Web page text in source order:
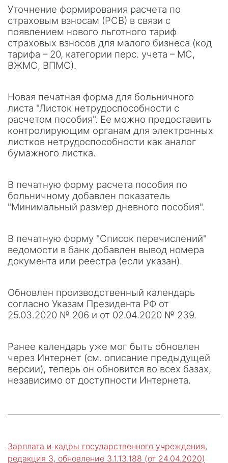
Уточнение формирования расчета по
страховым взносам (РСВ) в связи с
появлением нового льготного тариф
страховых взносов для малого бизнеса (код
тарифа – 20, категории перс. учета – МС,
ВЖМС, ВПМС).
Новая печатная форма для больничного
листа "Листок нетрудоспособности с
расчетом пособия". Ее можно предоставить
контролирующим органам для электронных
листков нетрудоспособности как аналог
бумажного листка.
В печатную форму расчета пособия по
больничному добавлен показатель
"Минимальный размер дневного пособия".
В печатную форму "Список перечислений"
ведомости в банк добавлен вывод номера
документа или реестра (если указан).
Обновлен производственный календарь
согласно Указам Президента РФ от
25.03.2020 № 206 и от 02.04.2020 № 239.
Ранее календарь уже мог быть обновлен
через Интернет (см. описание предыдущей
версии), теперь он обновится во всех базах,
независимо от доступности Интернета.
Зарплата и кадры государственного учреждения,
редакция 3, обновление 3.1.13.188 (от 24.04.2020)